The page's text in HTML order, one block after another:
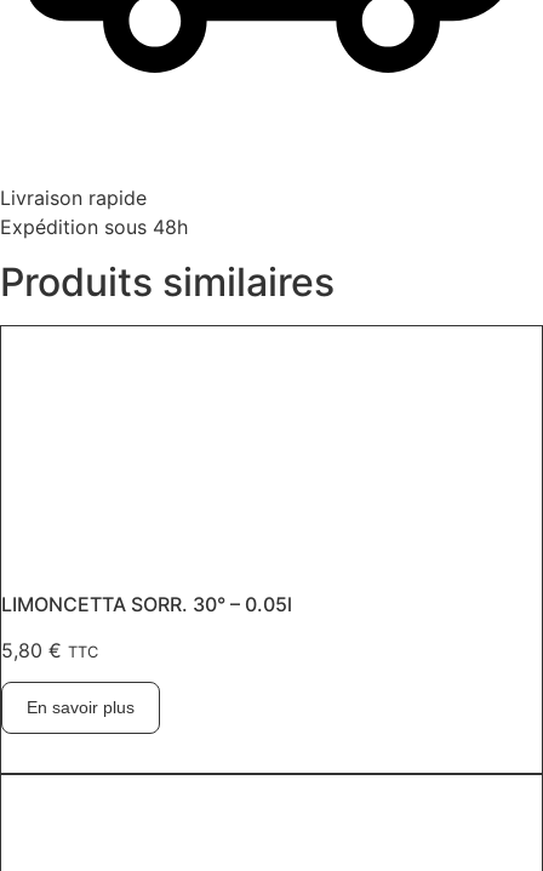
Livraison rapide
Expédition sous 48h
Produits similaires
LIMONCETTA SORR. 30° – 0.05l
5,80 € TTC
En savoir plus